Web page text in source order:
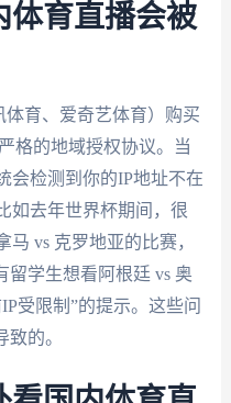
体育直播会被
育、爱奇艺体育）购买
格的地域授权协议。当
会检测到你的IP地址不在
如去年世界杯期间，很
vs 克罗地亚的比赛，
留学生想看阿根廷 vs 奥
受限制”的提示。这些问
的。